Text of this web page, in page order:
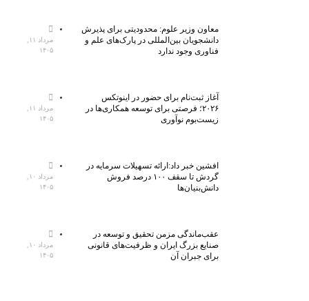
معاون وزیر علوم: محدودیتی برای پذیرش
دانشجویان بین‌المللی در پارک‌های علم و
فناوری وجود ندارد
مرداد ۱۱,
۱۴۰۵
آغاز ثبت‌نام برای حضور در اینوتکس
۲۰۲۶؛ فرصتی برای توسعه همکاری‌ها در
زیست‌بوم نوآوری
مرداد ۱۱,
۱۴۰۵
افشین خبر داد:ارائه تسهیلات سرمایه در
گردش تا سقف ۱۰۰ درصد فروش
دانش‌بنیان‌ها
مرداد ۱۰,
۱۴۰۵
عقب‌ماندگی مزمن تحقیق و توسعه در
صنایع بزرگ ایران و ظرفیت‌های قانونی
برای جبران آن
مرداد ۱۰,
۱۴۰۵